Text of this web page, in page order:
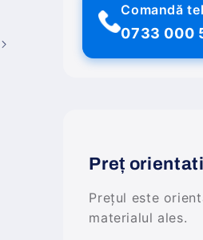
Comandă
0733 000
Preț
Prețul este
materialul ales.